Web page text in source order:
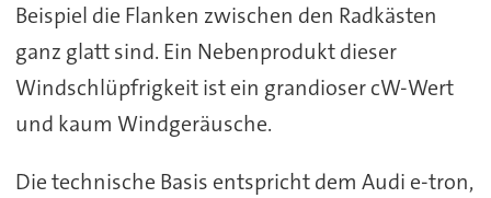
Beispiel die Flanken zwischen den Radkästen
ganz glatt sind. Ein Nebenprodukt dieser
Windschlüpfrigkeit ist ein grandioser cW-Wert
und kaum Windgeräusche.
Die technische Basis entspricht dem Audi e-tron,